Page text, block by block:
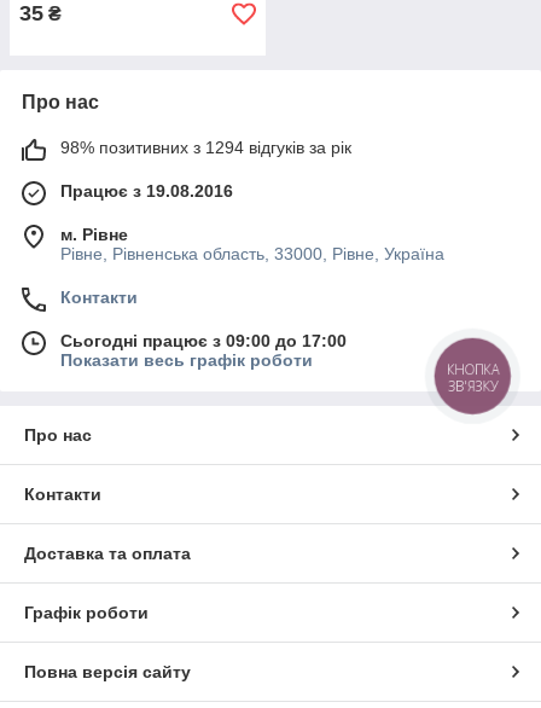
35 ₴
Про нас
98% позитивних з 1294 відгуків за рік
Працює з 19.08.2016
м. Рівне
Рівне, Рівненська область, 33000, Рівне, Україна
Контакти
Сьогодні працює з 09:00 до 17:00
Показати весь графік роботи
Про нас
Контакти
Доставка та оплата
Графік роботи
Повна версія сайту
КНОПКА
ЗВ'ЯЗКУ